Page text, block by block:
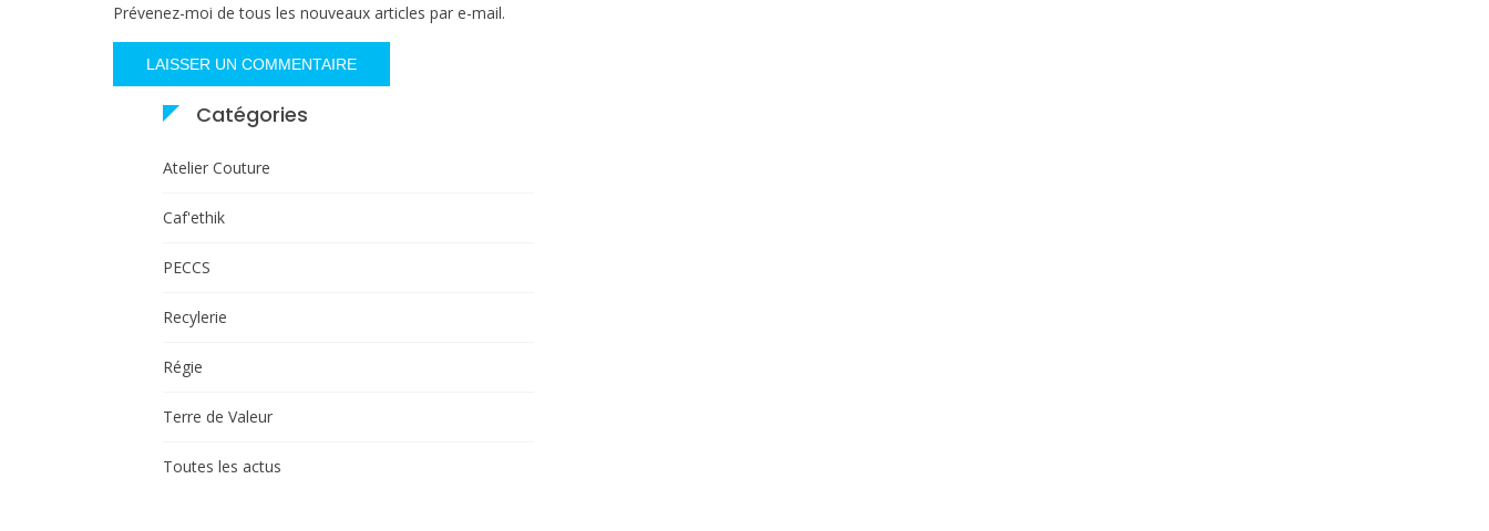
Prévenez-moi de tous les nouveaux articles par e-mail.
Catégories
Atelier Couture
Caf'ethik
PECCS
Recylerie
Régie
Terre de Valeur
Toutes les actus